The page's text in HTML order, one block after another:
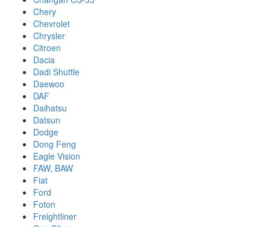
Chery
Chevrolet
Chrysler
Citroen
Dacia
Dadi Shuttle
Daewoo
DAF
Daihatsu
Datsun
Dodge
Dong Feng
Eagle Vision
FAW, BAW
Fiat
Ford
Foton
Freightliner